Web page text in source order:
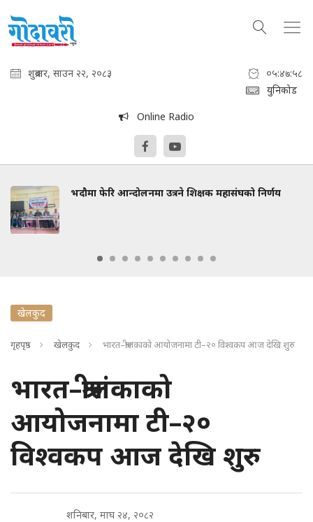
शुक्रबार, साउन २२, २०८३
०५:४७:५९
युनिकोड
Online Radio
भदौमा फेरि आन्दोलनमा उत्रने शिक्षक महासंघको निर्णय
खेलकुद
गृहपृष्ठ खेलकुद भारत–श्रीलंकाको आयोजनामा टी–२० विश्वकप आज देखि शुरु
भारत–श्रीलंकाको
आयोजनामा टी–२०
विश्वकप आज देखि शुरु
शनिबार, माघ २४, २०८२